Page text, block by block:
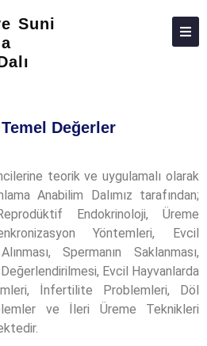
Suni
Değerler
teorik ve uygulamalı olarak
Anabilim Dalımız tarafından;
Endokrinoloji, Üreme
Yöntemleri, Evcil
Spermanın Saklanması,
Evcil Hayvanlarda
İnfertilite Problemleri, Döl
ve İleri Üreme Teknikleri